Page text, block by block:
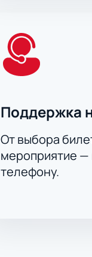
Поддержка
От выбора
мероприятие —
телефону.